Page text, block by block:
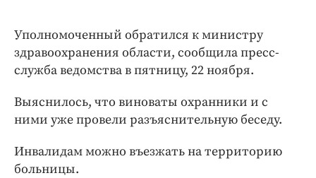
Уполномоченный обратился к министру
здравоохранения области, сообщила пресс-
служба ведомства в пятницу, 22 ноября.
Выяснилось, что виноваты охранники и с
ними уже провели разъяснительную беседу.
Инвалидам можно въезжать на территорию
больницы.